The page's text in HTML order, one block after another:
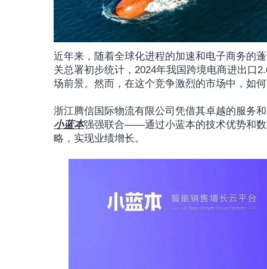
近年来，随着全球化进程的加速和电子商务的
关总署初步统计，2024年我国跨境电商进出口
场前景。然而，在这个竞争激烈的市场中，如
浙江腾信国际物流有限公司凭借其卓越的服务
小蓝本强强联合——通过小蓝本的技术优势和
略，实现业绩增长。